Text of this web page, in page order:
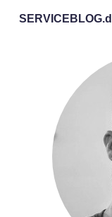
SERVICEBLOG.